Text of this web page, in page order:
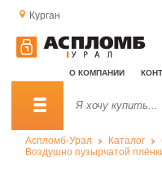
Курган
О КОМПАНИИ
Аспломб-Урал Каталог
Воздушно пузырчатой